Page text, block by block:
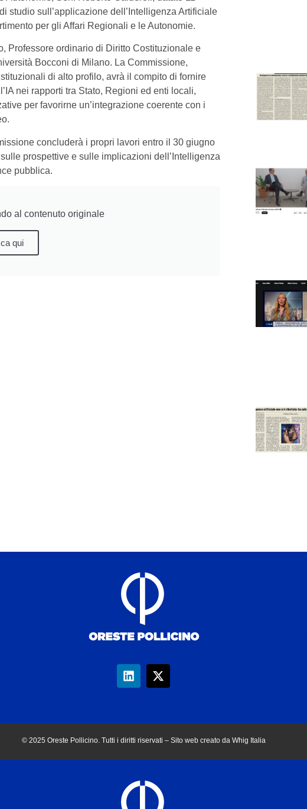
studio sull’applicazione dell’Intelligenza Artificiale
per gli Affari Regionali e le Autonomie.
Professore ordinario di Diritto Costituzionale e
Bocconi di Milano. La Commissione,
di alto profilo, avrà il compito di fornire
nei rapporti tra Stato, Regioni ed enti locali,
per favorirne un’integrazione coerente con i
concluderà i propri lavori entro il 30 giugno
prospettive e sulle implicazioni dell’Intelligenza
pubblica.
al contenuto originale
qui
© 2025 Oreste Pollicino. Tutti i diritti riservati – Sito web creato da Whig Italia